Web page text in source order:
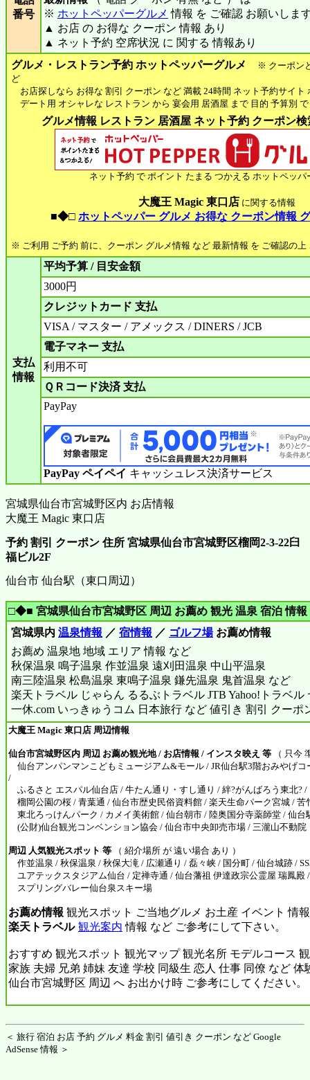
番号
※ ホットペッパーグルメ 情報 を ご確認 お願いしま
▲ お店 の お得な クーポン 情報 あり
▲ ネット予約 空席状況 に 関する 情報あり
グルメ・レストラン予約 ホットペッパーグルメ
※ クーポン
ど
お店探しなら お得な 割引 クーポン など 満載 24時間 ネット予約サイト
デート用 オシャレな レストラン から 宴会用 居酒屋 まで 目的 予算別
グルメ情報 レストラン 居酒屋 ネット予約 クーポン
ネット予約 で ポイント たまる つかえる ホットペッパ
大魔王 Magic 東口店に関する情報
■◆□ ホットペッパー グルメ お得な クーポン情報
※ ご利用 ご予約 前に、クーポン グルメ情報 など 最新情報 を ご確認の上
支払
情報
平均予算 / 目安金額
3000円
クレジットカード 支払
VISA / マスター / アメックス / DINERS / JCB
電子マネー 支払
利用不可
ＱＲコード決済 支払
PayPay
PayPay ペイペイ キャッシュレス決済サービス
宮城県仙台市宮城野区内 お店情報
大魔王 Magic 東口店
予約 割引 クーポン 住所 宮城県仙台市宮城野区榴岡2-3-22臼
福ビル2F
仙台市 仙台駅（東口周辺）
□◆■ 宮城県仙台市宮城野区 周辺 お薦め 観光 温泉 宿泊 情
宮城県内 温泉情報 ／ 宿情報 ／ ゴルフ場お薦め情報
お薦め 温泉地 地域 エリア 情報 など
秋保温泉 鳴子温泉 作並温泉 遠刈田温泉 中山平温泉
南三陸温泉 松島温泉 東鳴子温泉 鎌先温泉 鬼首温泉 など
楽天トラベル じゃらん るるぶトラベル JTB Yahoo!トラベル
一休.com いっきゅうコム 日本旅行 など 値引き 割引 クーポ
大魔王 Magic 東口店 周辺情報
仙台市宮城野区内 周辺 お薦め観光地 / お店情報 / インスタ映え 等 （ 只今
仙台アンパンマンこどもミュージアム&モール / JR仙台駅3階おみやげコ
/
ふるさと エスパル仙台店 / 牛たん通り・すし通り / 絆?がんばろう東北? /
榴岡公園の桜 / 青葉通 / 仙台市歴史民俗資料館 / 楽天生命パーク宮城 / 苦
東北ろっけんパーク / カメイ美術館 / 仙台朝市 / 陸奥国分寺薬師堂 / 仙台
(公財)仙台観光コンベンション協会 / 仙台市中央卸売市場 / 三瀧山不動院
周辺 人気観光スポット 等 （ 紹介場所 が 遠い場合 あり ）
作並温泉 / 秋保温泉 / 秋保大滝 / 広瀬通り / 磊々峡 / 国分町 / 仙台城跡 /
ユアテックスタジアム仙台 / 定禅寺通 / 仙台藩祖 伊達政宗公霊屋 瑞鳳殿
スプリングバレー仙台泉スキー場
お薦め情報 観光スポット ご当地グルメ お土産 イベント 情
楽天トラベル 観光案内 情報 など ご参考にして下さい。
おすすめ 観光スポット 観光マップ 観光名所 モデルコース
家族 夫婦 兄弟 姉妹 友達 学校 同級生 恋人 仕事 同僚 など 体
仙台市宮城野区 周辺 へ お出かけ時 ご参考にしてください。
＜ 旅行 宿泊 お店 予約 グルメ 料金 割引 値引き クーポン など Google
AdSense 情報 ＞